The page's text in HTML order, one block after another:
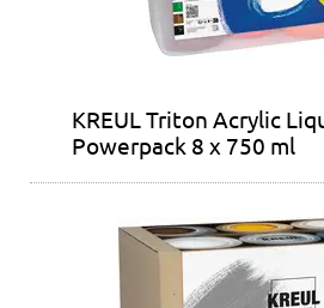
KREUL Triton Acrylic
Powerpack 8 x 750 ml